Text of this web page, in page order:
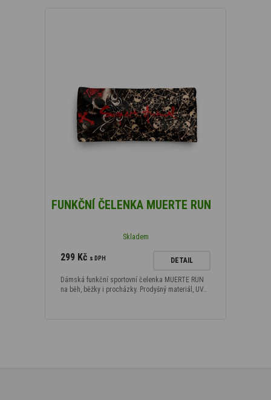
FUNKČNÍ ČELENKA MUERTE RUN
Skladem
299 Kč s DPH DETAIL
Dámská funkční sportovní čelenka MUERTE RUN
na běh, běžky i procházky. Prodyšný materiál, UV…